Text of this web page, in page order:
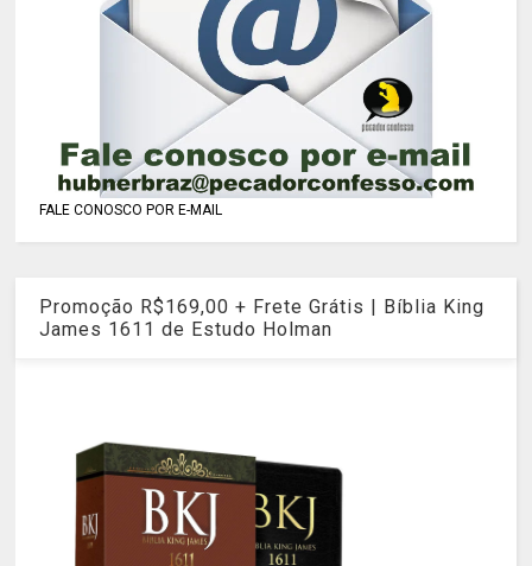
FALE CONOSCO POR E-MAIL
Promoção R$169,00 + Frete Grátis | Bíblia King
James 1611 de Estudo Holman